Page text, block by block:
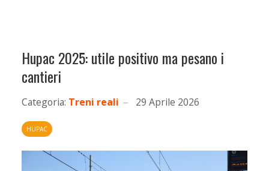
Hupac 2025: utile positivo ma pesano i
cantieri
Categoria: Treni reali 29 Aprile 2026
HUPAC